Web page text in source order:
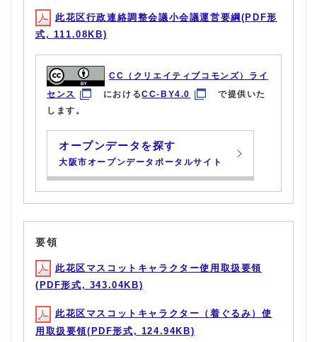
此花区行政連絡調整会議小会議運営要綱(PDF形
式, 111.08KB)
CC（クリエイティブコモンズ）ライ
センス
におけるCC-BY4.0
で提供いた
します。
オープンデータを探す
大阪市オープンデータポータルサイト
要領
此花区マスコットキャラクター使用取扱要領
(PDF形式, 343.04KB)
此花区マスコットキャラクター（着ぐるみ）使
用取扱要領(PDF形式, 124.94KB)